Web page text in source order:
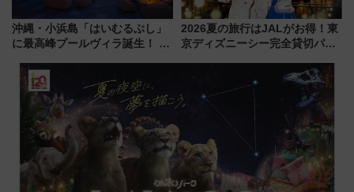
沖縄・小浜島「はいむるぶし」
に最高峰プールヴィラ誕生！ 石
美旅「何もしない贅沢」を体験
してみない？
2026夏の旅行はJALがお得！東
京ディズニーシー完全貸切パー
ーン始まる 条件は「夏の国内
線に2回搭乗」